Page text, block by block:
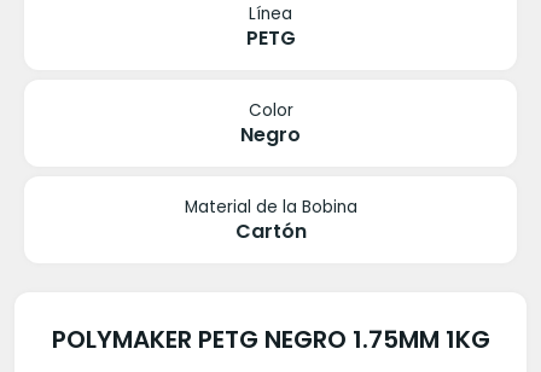
Línea
PETG
Color
Negro
Material de la Bobina
Cartón
POLYMAKER PETG NEGRO 1.75MM 1KG